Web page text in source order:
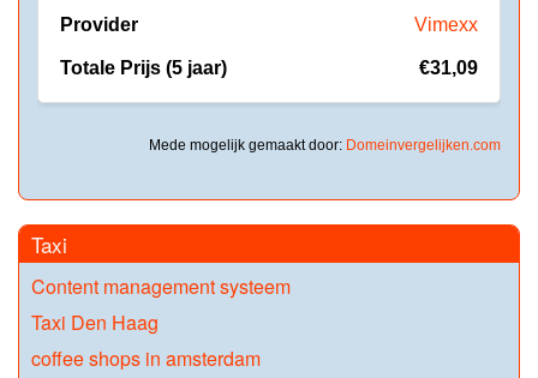
Vimexx
€31,09
Mede mogelijk gemaakt door: Domeinvergelijken.com
Taxi
Content management systeem
Taxi Den Haag
coffee shops in amsterdam